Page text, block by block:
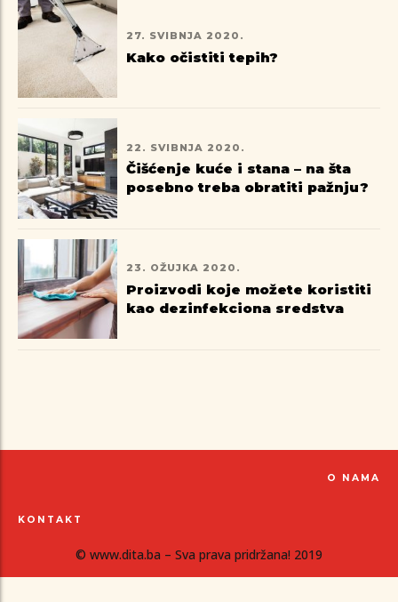
27. SVIBNJA 2020.
Kako očistiti tepih?
22. SVIBNJA 2020.
Čišćenje kuće i stana – na šta
posebno treba obratiti pažnju?
23. OŽUJKA 2020.
Proizvodi koje možete koristiti
kao dezinfekciona sredstva
O NAMA
KONTAKT
© www.dita.ba – Sva prava pridržana! 2019